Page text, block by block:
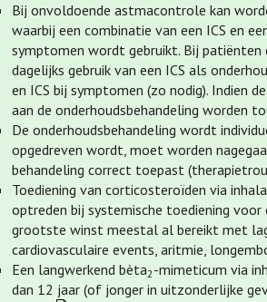
Bij onvoldoende astmacontrole kan
waarbij een combinatie van een ICS en
symptomen wordt gebruikt. Bij patiënten
dagelijks gebruik van een ICS als
en ICS bij symptomen (zo nodig). Indien
aan de onderhoudsbehandeling worden
De onderhoudsbehandeling wordt
opgedreven wordt, moet worden
behandeling correct toepast
Toediening van corticosteroïden via
optreden bij systemische toediening
grootste winst meestal al bereikt met
cardiovasculaire events, aritmie,
Een langwerkend bèta2-mimeticum via
dan 12 jaar (of jonger in uitzonderlijke